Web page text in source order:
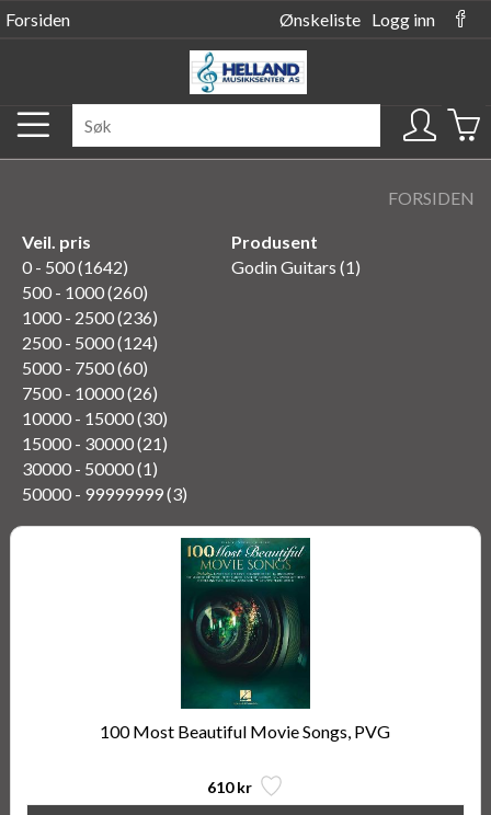
Forsiden Ønskeliste Logg inn
FORSIDEN
Veil. pris
0 - 500 (1642)
500 - 1000 (260)
1000 - 2500 (236)
2500 - 5000 (124)
5000 - 7500 (60)
7500 - 10000 (26)
10000 - 15000 (30)
15000 - 30000 (21)
30000 - 50000 (1)
50000 - 99999999 (3)
Produsent
Godin Guitars (1)
100 Most Beautiful Movie Songs, PVG
610 kr